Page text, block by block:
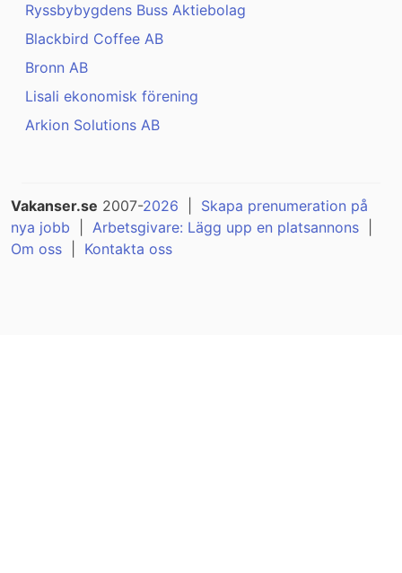
Ryssbybygdens Buss Aktiebolag
Blackbird Coffee AB
Bronn AB
Lisali ekonomisk förening
Arkion Solutions AB
Vakanser.se 2007-2026
Skapa prenumeration på
nya jobb
Arbetsgivare: Lägg upp en platsannons
Om oss
Kontakta oss